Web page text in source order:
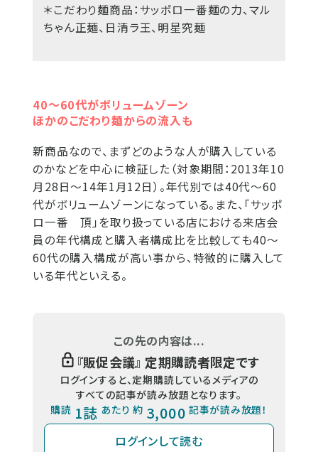
＊こだわり麺商品：サッポロ一番麺の力、マル
ちゃん正麺、日清ラ王、明星究麺
40～60代がボリュームゾーン
ほかのこだわり麺からの流入も
新商品なので、まずどのような人が購入している
のかなどを中心に検証した（対象期間：2013年10
月28日～14年1月12日）。年代別では40代～60
代がボリュームゾーンになっている。また、「サッポ
ロ一番 頂」を取り扱っている店における来店会
員の年代構成と購入者構成比を比較しても40～
60代の購入構成が高い事から、特徴的に購入して
いる年代といえる。
この先の内容は...
『販促会議』 定期購読者限定です
ログインすると、定期購読しているメディアの
すべての記事が読み放題となります。
購読 1誌 あたり 約 3,000 記事が読み放題！
ログインして読む